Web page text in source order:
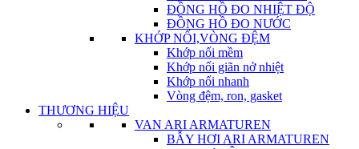
ĐỒNG HỒ ĐO NHIỆT ĐỘ
ĐỒNG HỒ ĐO NƯỚC
KHỚP NỐI,VÒNG ĐỆM
Khớp nối mềm
Khớp nối giãn nở nhiệt
Khớp nối nhanh
Vòng đệm, ron, gasket
THƯƠNG HIỆU
VAN ARI ARMATUREN
BẪY HƠI ARI ARMATUREN